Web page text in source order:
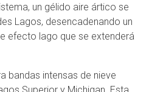
un gélido aire ártico se
Lagos, desencadenando un
efecto lago que se extenderá
bandas intensas de nieve